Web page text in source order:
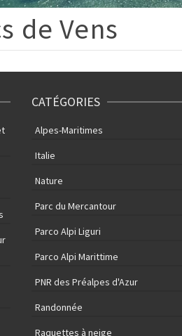
de Vens
CATÉGORIES
Alpes-Maritimes
Italie
Nature
Parc du Mercantour
Parco Alpi Liguri
Parco Alpi Marittime
PNR des Préalpes d'Azur
Randonnée
Raquettes à neige